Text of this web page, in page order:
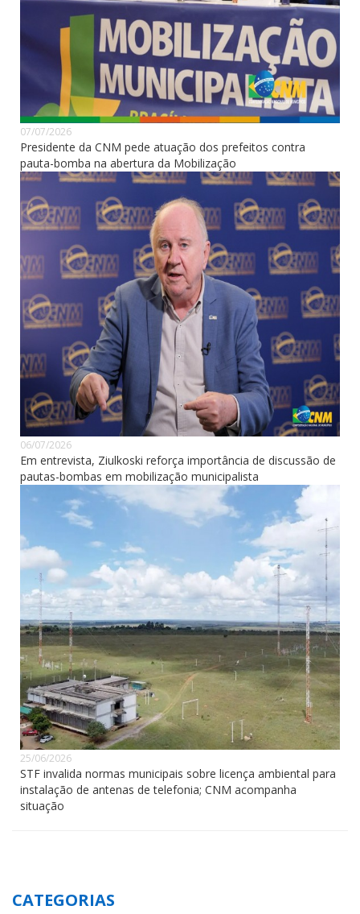
07/07/2026
Presidente da CNM pede atuação dos prefeitos contra
pauta-bomba na abertura da Mobilização
06/07/2026
Em entrevista, Ziulkoski reforça importância de discussão de
pautas-bombas em mobilização municipalista
25/06/2026
STF invalida normas municipais sobre licença ambiental para
instalação de antenas de telefonia; CNM acompanha
situação
CATEGORIAS